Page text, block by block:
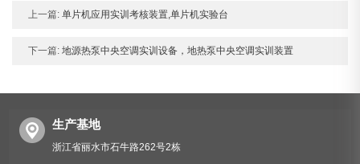
上一篇: 单片机应用实训考核装置,单片机实验台
下一篇: 地源热泵中央空调实训设备，地热泵中央空调实训装置
生产基地
浙江省丽水市石牛路262号2栋